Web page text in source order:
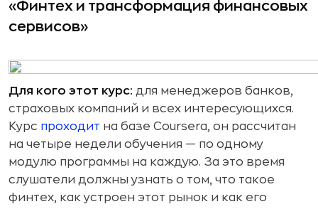
«Финтех и трансформация финансовых
сервисов»
Для кого этот курс: для менеджеров банков,
страховых компаний и всех интересующихся.
Курс проходит на базе Coursera, он рассчитан
на четыре недели обучения — по одному
модулю программы на каждую. За это время
слушатели должны узнать о том, что такое
финтех, как устроен этот рынок и как его